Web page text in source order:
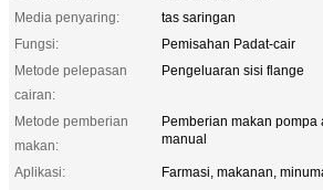
Media penyaring:
tas saringan
Fungsi:
Pemisahan Padat-cair
Metode pelepasan
cairan:
Pengeluaran sisi flange
Metode pemberian
makan:
Pemberian makan pompa
manual
Aplikasi:
Farmasi, makanan,